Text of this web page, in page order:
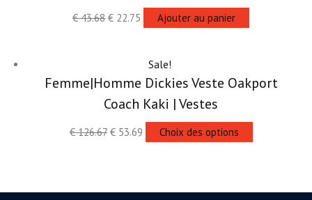
€43.68 € 22.75 Ajouter au panier
Sale!
Femme|Homme Dickies Veste Oakport
Coach Kaki | Vestes
€126.67 €53.69 Choix des options